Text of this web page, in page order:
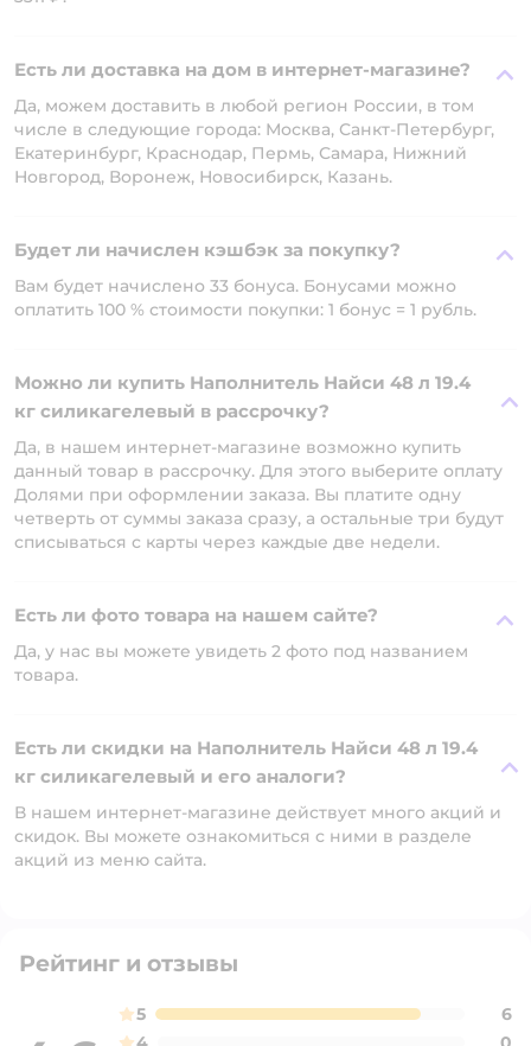
Есть ли доставка на дом в интернет-магазине?
Да, можем доставить в любой регион России, в том
числе в следующие города: Москва, Санкт-Петербург,
Екатеринбург, Краснодар, Пермь, Самара, Нижний
Новгород, Воронеж, Новосибирск, Казань.
Будет ли начислен кэшбэк за покупку?
Вам будет начислено 33 бонуса. Бонусами можно
оплатить 100 % стоимости покупки: 1 бонус = 1 рубль.
Можно ли купить Наполнитель Найси 48 л 19.4
кг силикагелевый в рассрочку?
Да, в нашем интернет-магазине возможно купить
данный товар в рассрочку. Для этого выберите оплату
Долями при оформлении заказа. Вы платите одну
четверть от суммы заказа сразу, а остальные три будут
списываться с карты через каждые две недели.
Есть ли фото товара на нашем сайте?
Да, у нас вы можете увидеть 2 фото под названием
товара.
Есть ли скидки на Наполнитель Найси 48 л 19.4
кг силикагелевый и его аналоги?
В нашем интернет-магазине действует много акций и
скидок. Вы можете ознакомиться с ними в разделе
акций из меню сайта.
Рейтинг и отзывы
5
6